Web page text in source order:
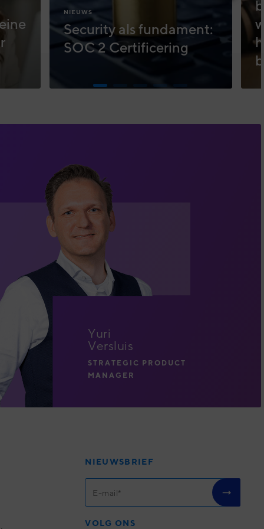
NIEUWS
Security als fundament:
SOC 2 Certificering
Yuri
Versluis
STRATEGIC PRODUCT
MANAGER
NIEUWSBRIEF
VOLG ONS